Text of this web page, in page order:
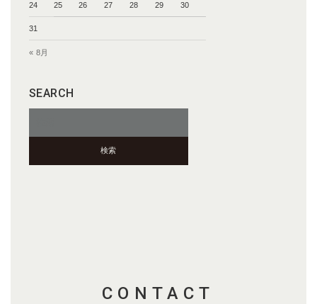
24 25 26 27 28 29 30
31
« 8月
SEARCH
CONTACT